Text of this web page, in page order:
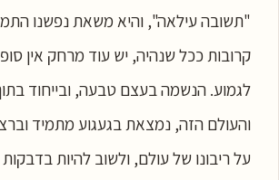
"תשובה עילאה", והיא משאת נפשנו
קרובות ככל שנהיה, יש עוד מרחק אין
לגמוע. הנשמה בעצם טבעה, ובייחוד
והעולם הזה, נמצאת בגעגוע מתמיד
על ריבונו של עולם, ולשוב להיות